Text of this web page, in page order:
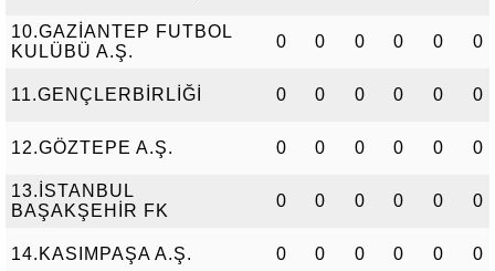
10.GAZİANTEP FUTBOL
KULÜBÜ A.Ş.
0 0 0 0 0 0
11.GENÇLERBİRLİĞİ 0 0 0 0 0 0
12.GÖZTEPE A.Ş. 0 0 0 0 0 0
13.İSTANBUL
BAŞAKŞEHİR FK
0 0 0 0 0 0
14.KASIMPAŞA A.Ş. 0 0 0 0 0 0